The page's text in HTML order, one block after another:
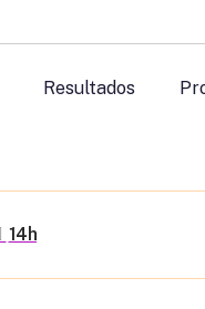
Resultados
14h